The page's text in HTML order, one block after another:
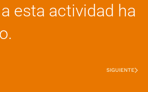
esta actividad ha
SIGUIENTE